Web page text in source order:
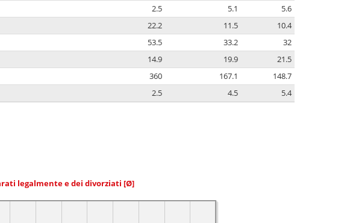
2.5 5.1
5.6
22.2 11.5
10.4
53.5 33.2
32
14.9 19.9
21.5
360 167.1
148.7
2.5 4.5 5.4
legalmente e dei divorziati [Ø]